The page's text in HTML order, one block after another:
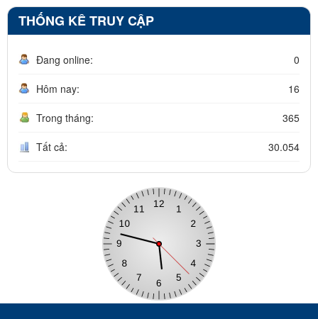
THỐNG KÊ TRUY CẬP
Đang online: 0
Hôm nay: 16
Trong tháng: 365
Tất cả: 30.054